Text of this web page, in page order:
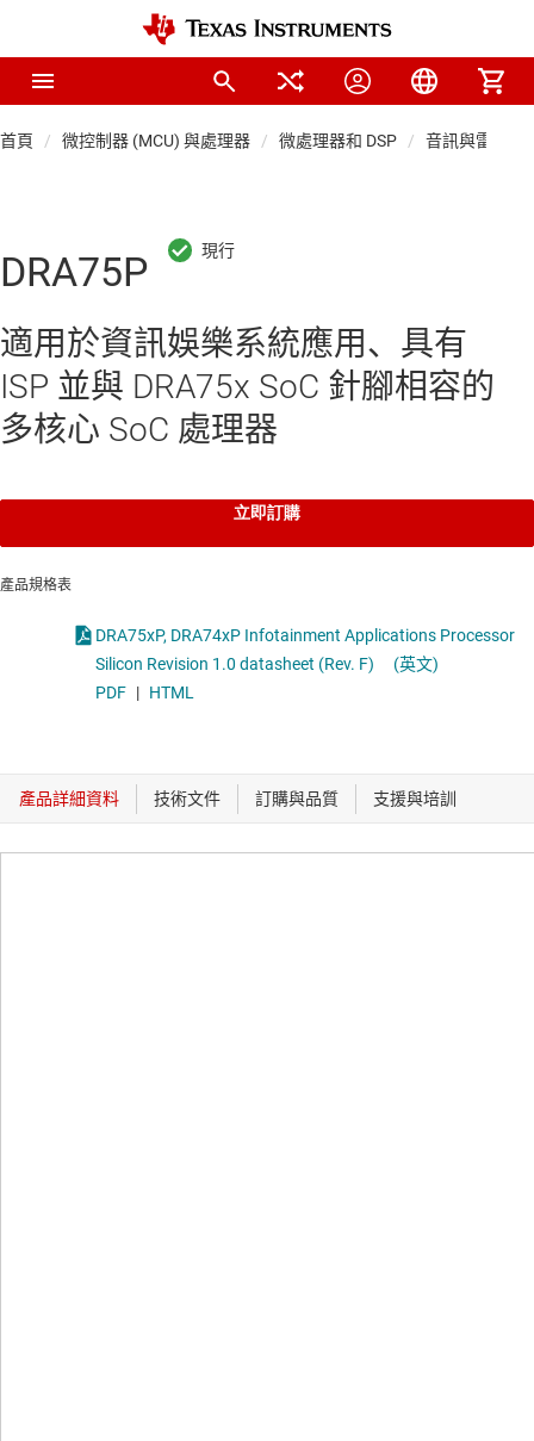
首頁 微控制器 (MCU) 與處理器 微處理器和 DSP 音訊與雷達
DRA75P
適用於資訊娛樂系統應用、具有
ISP 並與 DRA75x SoC 針腳相容的
多核心 SoC 處理器
立即訂購
產品規格表
DRA75xP, DRA74xP Infotainment Applications Processor
Silicon Revision 1.0 datasheet (Rev. F)
(英文)
PDF | HTML